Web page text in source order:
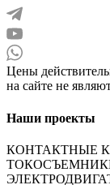
Цены
на сайте не
Наши проекты
КОНТАКТНЫЕ